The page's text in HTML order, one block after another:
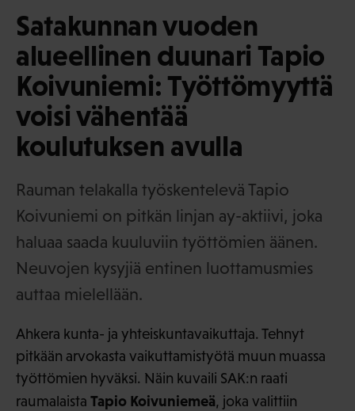
Satakunnan vuoden
alueellinen duunari Tapio
Koivuniemi: Työttömyyttä
voisi vähentää
koulutuksen avulla
Rauman telakalla työskentelevä Tapio
Koivuniemi on pitkän linjan ay-aktiivi, joka
haluaa saada kuuluviin työttömien äänen.
Neuvojen kysyjiä entinen luottamusmies
auttaa mielellään.
Ahkera kunta- ja yhteiskuntavaikuttaja. Tehnyt
pitkään arvokasta vaikuttamistyötä muun muassa
työttömien hyväksi. Näin kuvaili SAK:n raati
raumalaista Tapio Koivuniemeä, joka valittiin